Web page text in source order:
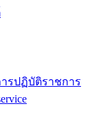
รปฏิบัติราชการ